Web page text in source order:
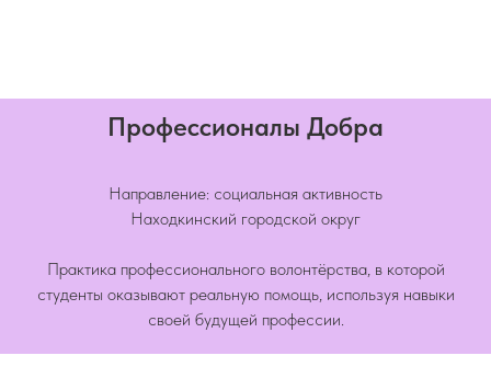
Профессионалы Добра
Направление: социальная активность
Находкинский городской округ
Практика профессионального волонтёрства, в которой
студенты оказывают реальную помощь, используя навыки
своей будущей профессии.